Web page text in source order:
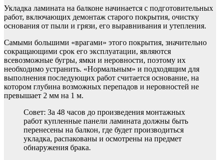
Укладка ламината на балконе начинается с подготовительных
работ, включающих демонтаж старого покрытия, очистку
основания от пыли и грязи, его выравнивания и утепления.
Самыми большими «врагами» этого покрытия, значительно
сокращающими срок его эксплуатации, являются
всевозможные бугры, ямки и неровности, поэтому их
необходимо устранить. «Нормальным» и подходящим для
выполнения последующих работ считается основание, на
котором глубина возможных перепадов и неровностей не
превышает 2 мм на 1 м.
Совет: За 48 часов до произведения монтажных
работ купленные панели ламината должны быть
перенесены на балкон, где будет производиться
укладка, распакованы и осмотрены на предмет
обнаружения брака.